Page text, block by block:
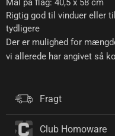
Rigtig god til vinduer eller
tydligere
Der er mulighed for
vi allerede har angivet så
Fragt
Club Homoware